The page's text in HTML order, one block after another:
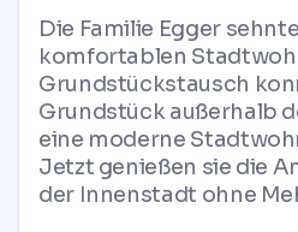
Die Familie Egger
komfortablen
Grundstückstausch
Grundstück außerhalb
eine moderne
Jetzt genießen sie die
der Innenstadt ohne